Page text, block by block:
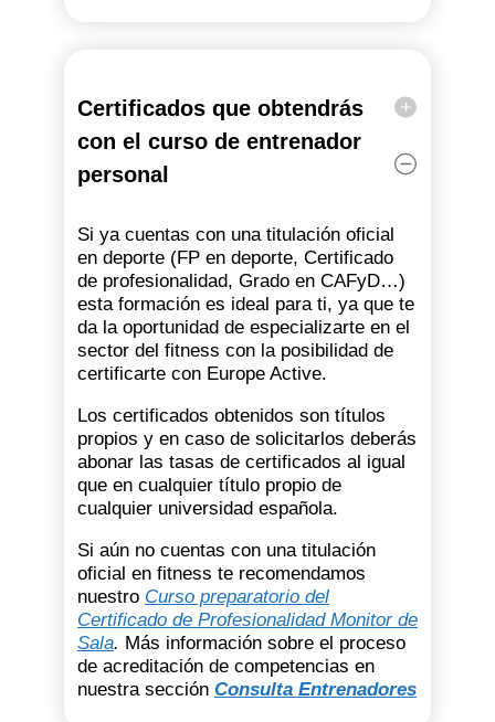
Certificados que obtendrás
con el curso de entrenador
personal
Si ya cuentas con una titulación oficial
en deporte (FP en deporte, Certificado
de profesionalidad, Grado en CAFyD…)
esta formación es ideal para ti, ya que te
da la oportunidad de especializarte en el
sector del fitness con la posibilidad de
certificarte con Europe Active.
Los certificados obtenidos son títulos
propios y en caso de solicitarlos deberás
abonar las tasas de certificados al igual
que en cualquier título propio de
cualquier universidad española.
Si aún no cuentas con una titulación
oficial en fitness te recomendamos
nuestro Curso preparatorio del
Certificado de Profesionalidad Monitor de
Sala. Más información sobre el proceso
de acreditación de competencias en
nuestra sección Consulta Entrenadores